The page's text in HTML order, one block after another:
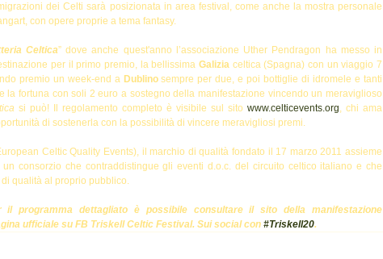
dei Celti sarà posizionata in area festival, come anche la mostra personale
con opere proprie a tema fantasy.
Celtica” dove anche quest'anno l’associazione Uther Pendragon ha messo in
per il primo premio, la bellissima Galizia celtica (Spagna) con un viaggio 7
premio un week-end a Dublino sempre per due, e poi bottiglie di idromele e tanti
la fortuna con soli 2 euro a sostegno della manifestazione vincendo un meraviglioso
si può! Il regolamento completo è visibile sul sito www.celticevents.org, chi ama
di sostenerla con la possibilità di vincere meravigliosi premi.
Celtic Quality Events), il marchio di qualità fondato il 17 marzo 2011 assieme
consorzio che contraddistingue gli eventi d.o.c. del circuito celtico italiano e che
qualità al proprio pubblico.
ufficiale su FB Triskell Celtic Festival. Sui social con #Triskell20.